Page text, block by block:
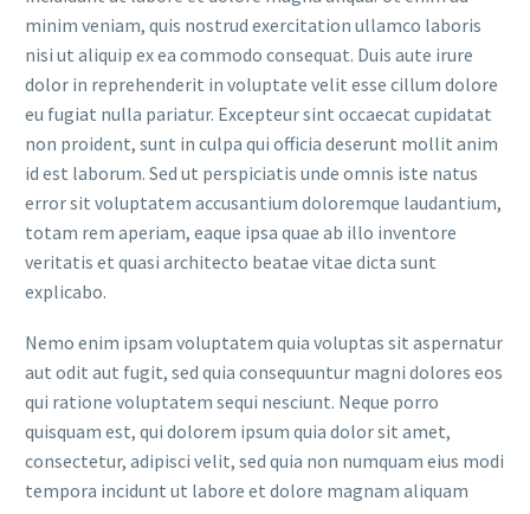
minim veniam, quis nostrud exercitation ullamco laboris
nisi ut aliquip ex ea commodo consequat. Duis aute irure
dolor in reprehenderit in voluptate velit esse cillum dolore
eu fugiat nulla pariatur. Excepteur sint occaecat cupidatat
non proident, sunt in culpa qui officia deserunt mollit anim
id est laborum. Sed ut perspiciatis unde omnis iste natus
error sit voluptatem accusantium doloremque laudantium,
totam rem aperiam, eaque ipsa quae ab illo inventore
veritatis et quasi architecto beatae vitae dicta sunt
explicabo.
Nemo enim ipsam voluptatem quia voluptas sit aspernatur
aut odit aut fugit, sed quia consequuntur magni dolores eos
qui ratione voluptatem sequi nesciunt. Neque porro
quisquam est, qui dolorem ipsum quia dolor sit amet,
consectetur, adipisci velit, sed quia non numquam eius modi
tempora incidunt ut labore et dolore magnam aliquam